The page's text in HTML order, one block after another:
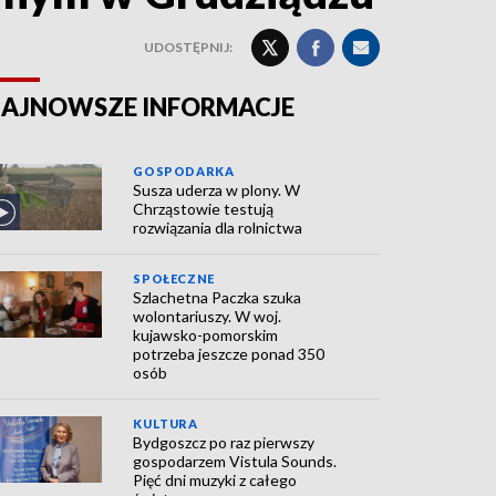
UDOSTĘPNIJ:
INFORMACJE
GOSPODARKA
Susza uderza w plony. W
Chrząstowie testują
rozwiązania dla rolnictwa
SPOŁECZNE
Szlachetna Paczka szuka
wolontariuszy. W woj.
kujawsko-pomorskim
potrzeba jeszcze ponad 350
osób
KULTURA
Bydgoszcz po raz pierwszy
gospodarzem Vistula Sounds.
Pięć dni muzyki z całego